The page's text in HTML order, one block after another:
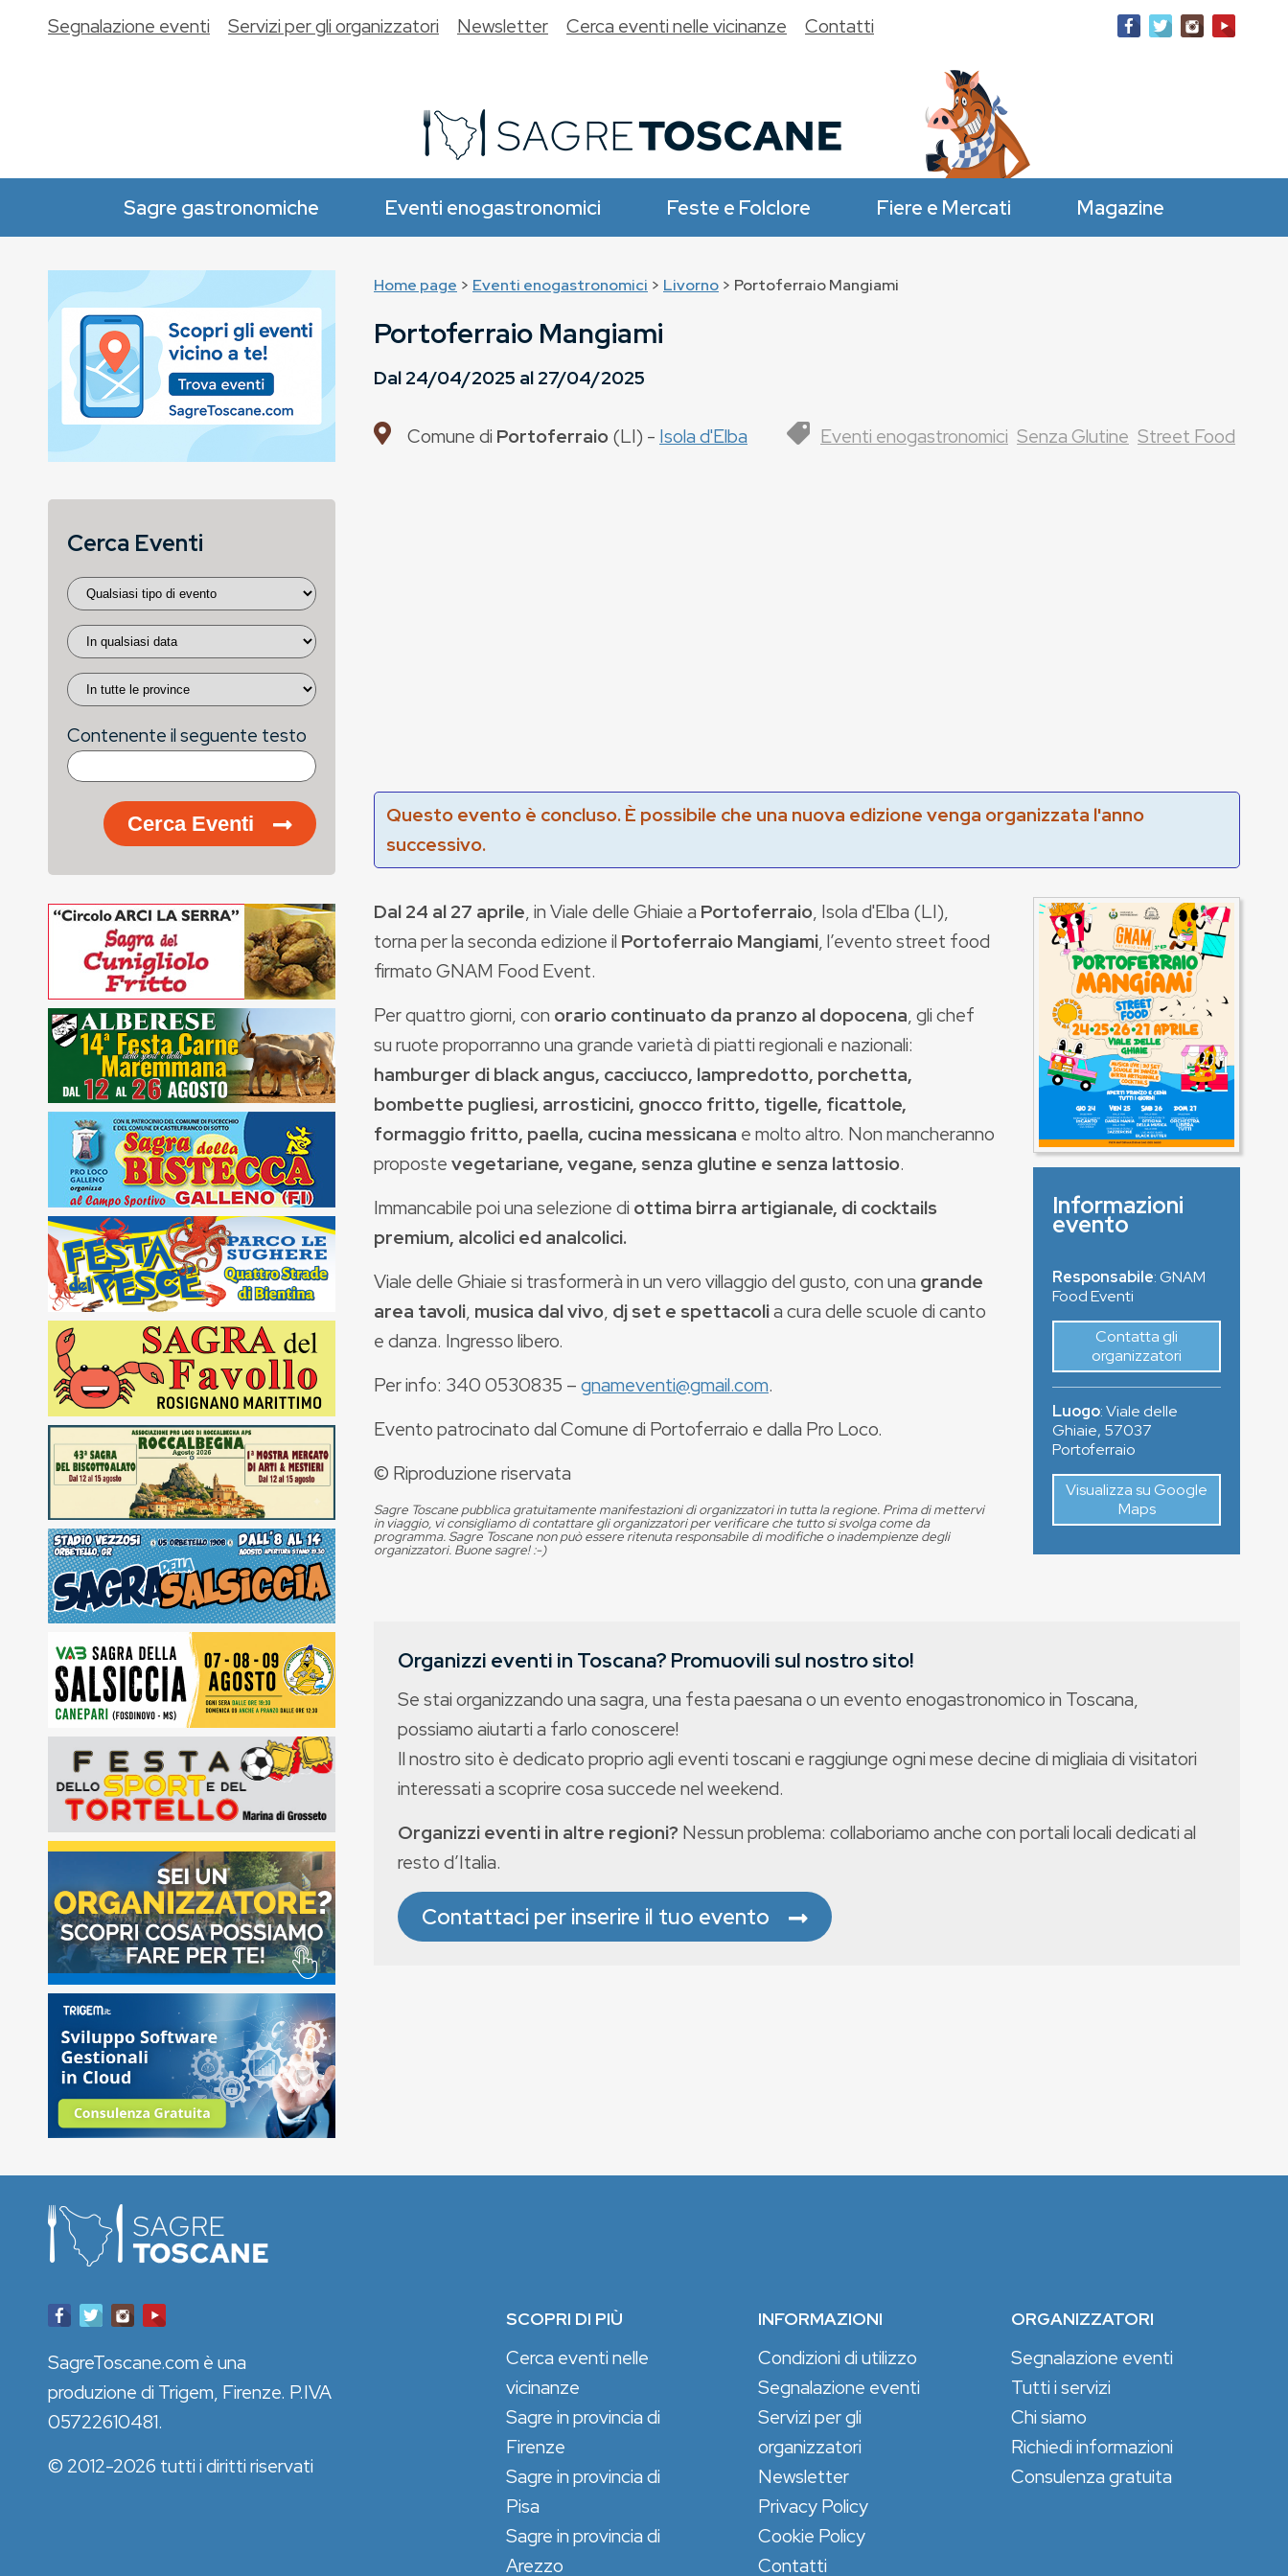
Sagre gastronomiche Eventi enogastronomici Feste e Folclore Fiere e Mercati Magazine
Segnalazione eventi Servizi per gli organizzatori Newsletter Cerca eventi nelle vicinanze Contatti
Home page > Eventi enogastronomici > Livorno > Portoferraio Mangiami
Portoferraio Mangiami
Dal24/04/2025 al27/04/2025
Comune di Portoferraio(LI) - Isola d'Elba Eventi enogastronomici Senza Glutine Street Food
Questo evento è concluso. È possibile che una nuova edizione venga organizzata l'anno
successivo.
Dal 24 al 27 aprile, in Viale delle Ghiaie a Portoferraio, Isola d'Elba (LI),
torna per la seconda edizione il Portoferraio Mangiami, l’evento street food
firmato GNAM Food Event.
Per quattro giorni, con orario continuato da pranzo al dopocena, gli chef
su ruote proporranno una grande varietà di piatti regionali e nazionali:
hamburger di black angus, cacciucco, lampredotto, porchetta,
bombette pugliesi, arrosticini, gnocco fritto, tigelle, ficattole,
formaggio fritto, paella, cucina messicana e molto altro. Non mancheranno
propostevegetariane, vegane, senza glutine e senza lattosio.
Immancabile poi una selezione di ottima birra artigianale, di cocktails
premium, alcolici ed analcolici.
Viale delle Ghiaie si trasformerà in un vero villaggio del gusto, con una grande
area tavoli, musica dal vivo, dj set e spettacolia cura delle scuole di canto
e danza. Ingresso libero.
Per info: 340 0530835 –gnameventi@gmail.com.
Evento patrocinato dal Comune di Portoferraio e dalla Pro Loco.
© Riproduzione riservata
Sagre Toscane pubblica gratuitamente manifestazioni di organizzatori in tutta la regione. Prima di mettervi
in viaggio, vi consigliamo di contattare gli organizzatori per verificare che tutto si svolga come da
programma. Sagre Toscane non può essere ritenuta responsabile di modifiche o inadempienze degli
organizzatori. Buone sagre! :-)
Informazioni
evento
Responsabile: GNAM
Food Eventi
Contatta gli
organizzatori
Luogo:Viale delle
Ghiaie, 57037
Portoferraio
Visualizza su Google
Maps
Organizzi eventi in Toscana? Promuovili sul nostro sito!
Se stai organizzando una sagra, una festa paesana o un evento enogastronomico in Toscana,
possiamo aiutarti a farlo conoscere!
Il nostro sito è dedicato proprio agli eventi toscani e raggiunge ogni mese decine di migliaia di visitatori
interessati a scoprire cosa succede nel weekend.
Organizzi eventi in altre regioni? Nessun problema: collaboriamo anche con portali locali dedicati al
resto d’Italia.
Contattaci per inserire il tuo evento
Cerca Eventi
Contenente il seguente testo
Cerca Eventi
SCOPRI DI PIÙ
Cerca eventi nelle
vicinanze
Sagre in provincia di
Firenze
Sagre in provincia di
Pisa
Sagre in provincia di
Arezzo
INFORMAZIONI
Condizioni di utilizzo
Segnalazione eventi
Servizi per gli
organizzatori
Newsletter
Privacy Policy
Cookie Policy
Contatti
ORGANIZZATORI
Segnalazione eventi
Tutti i servizi
Chi siamo
Richiedi informazioni
Consulenza gratuita
SagreToscane.com è una
produzione di Trigem, Firenze. P.IVA
05722610481.
© 2012-2026 tutti i diritti riservati